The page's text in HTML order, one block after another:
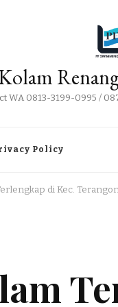
WA 0813-3199-0995 /
Policy
di Kec.